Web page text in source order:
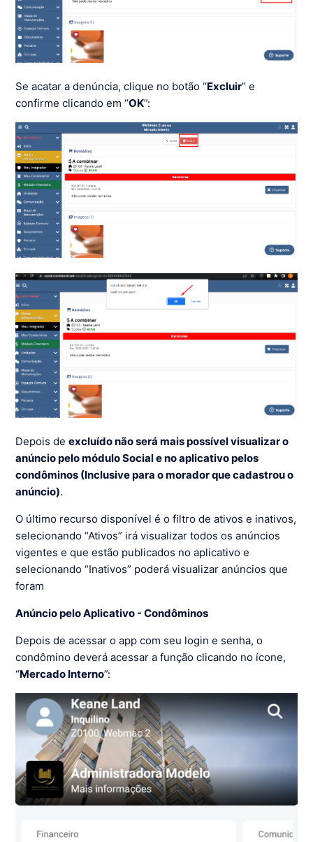
Se acatar a denúncia, clique no botão “Excluir” e
confirme clicando em “OK”:
Depois deexcluído não será mais possível visualizar o
anúncio pelo módulo Social e no aplicativo pelos
condôminos (Inclusive para o morador que cadastrou o
anúncio).
O último recurso disponível é o filtro de ativos e inativos,
selecionando “Ativos” irá visualizar todos os anúncios
vigentes e que estão publicados no aplicativo e
selecionando “Inativos” poderá visualizar anúncios que
foram
Anúncio pelo Aplicativo - Condôminos
Depois de acessar o app com seu login e senha, o
condômino deverá acessar a função clicando no ícone,
“Mercado Interno”: